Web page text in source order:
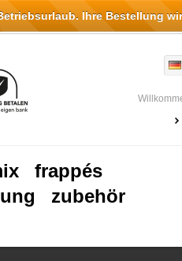
frappés
zubehör
Ihre Bestellung